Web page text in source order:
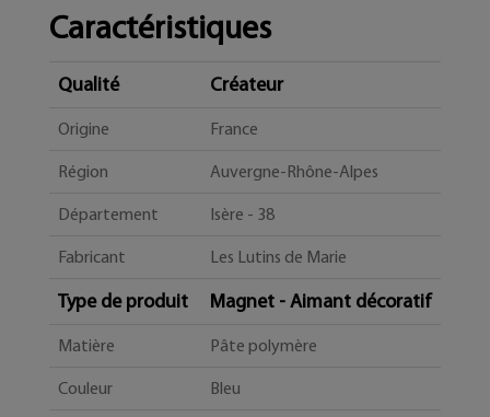
Caractéristiques
Qualité Créateur
Origine France
Région Auvergne-Rhône-Alpes
Département Isère - 38
Fabricant Les Lutins de Marie
Type de produit Magnet - Aimant décoratif
Matière Pâte polymère
Couleur Bleu